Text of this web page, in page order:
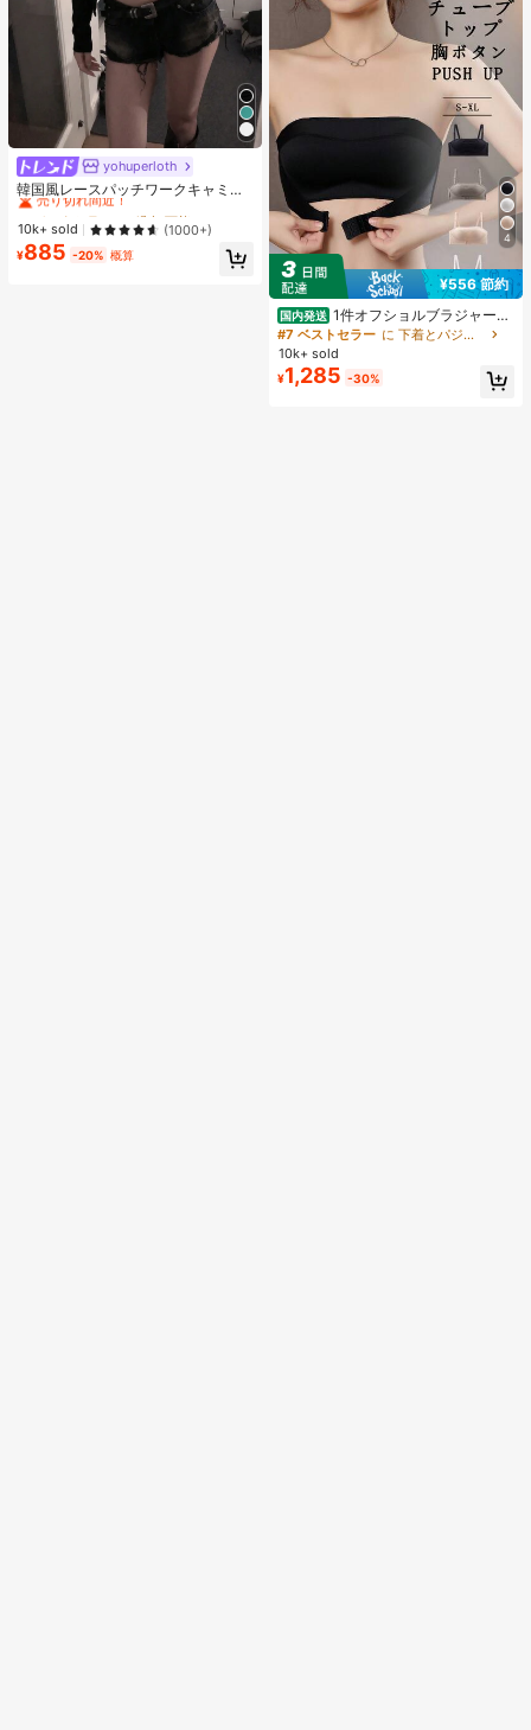
yohuperloth
韓国風レースパッチワークキャミソ
ールタンクトップ、Y2Kエステティ
ック、ストリートウェアカジュアル
サマー
#1 ベストセラー
売り切れ間近！
#1 ベストセラー
売り切れ間近！
#1 ベストセラー
売り切れ間近！
#1 ベストセラー
10k+ sold (1000+)
¥885 -20% 概算
4
¥556 節約
国内発送 1件オフショルブラジャー、
小胸用アップチューブトップ、 オフ
ショルインナー 、脇高 谷間メイク下
着、A/Bカップノンワイヤーぶらジ
ャー
#7 ベストセラー
に 下着とパジャマ
10k+ sold
¥1,285 -30%